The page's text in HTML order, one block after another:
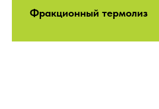
Фракционный термолиз